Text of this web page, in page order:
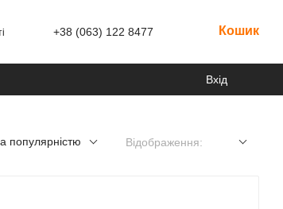
+38 (063) 122 8477 Кошик
Вхід
популярністю Відображення: